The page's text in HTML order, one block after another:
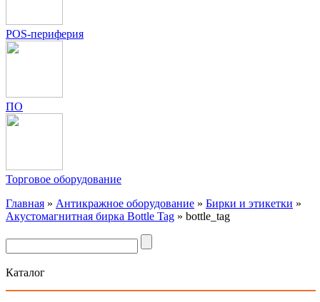
POS-периферия
ПО
Торговое оборудование
Главная » Антикражное оборудование » Бирки и этикетки »
Акустомагнитная бирка Bottle Tag » bottle_tag
Каталог